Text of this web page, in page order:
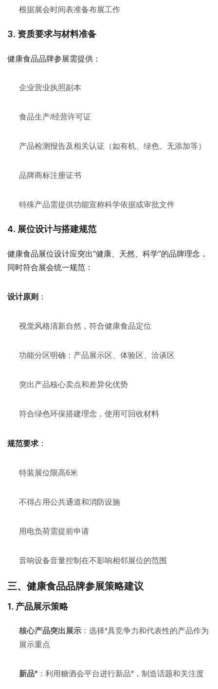
根据展会时间表准备布展工作
3. 资质要求与材料准备
健康食品品牌参展需提供：
企业营业执照副本
食品生产/经营许可证
产品检测报告及相关认证（如有机、绿色、无添加等）
品牌商标注册证书
特殊产品需提供功能宣称科学依据或审批文件
4. 展位设计与搭建规范
健康食品展位设计应突出“健康、天然、科学”的品牌理念，
同时符合展会统一规范：
设计原则 ：
视觉风格清新自然，符合健康食品定位
功能分区明确：产品展示区、体验区、洽谈区
突出产品核心卖点和差异化优势
符合绿色环保搭建理念，使用可回收材料
规范要求 ：
特装展位限高6米
不得占用公共通道和消防设施
用电负荷需提前申请
音响设备音量控制在不影响相邻展位的范围
三、健康食品品牌参展策略建议
1. 产品展示策略
核心产品突出展示 ：选择*具竞争力和代表性的产品作为
展示重点
新品* ：利用糖酒会平台进行新品*，制造话题和关注度